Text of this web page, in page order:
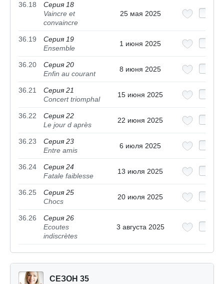
36.18
Серия 18
Vaincre et
convaincre
25 мая 2025
36.19
Серия 19
Ensemble
1 июня 2025
36.20
Серия 20
Enfin au courant
8 июня 2025
36.21
Серия 21
Concert triomphal
15 июня 2025
36.22
Серия 22
Le jour d après
22 июня 2025
36.23
Серия 23
Entre amis
6 июля 2025
36.24
Серия 24
Fatale faiblesse
13 июля 2025
36.25
Серия 25
Chocs
20 июля 2025
36.26
Серия 26
Ecoutes
indiscrètes
3 августа 2025
СЕЗОН 35